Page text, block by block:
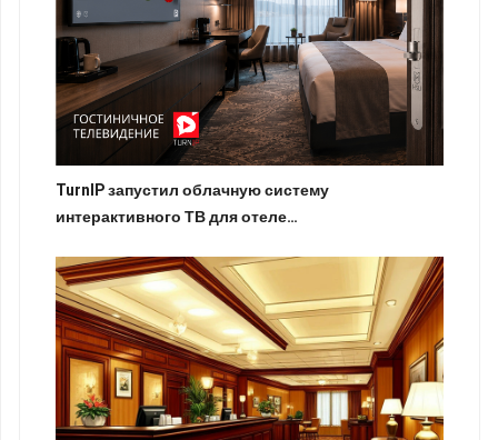
TurnIP запустил облачную систему
интерактивного ТВ для отеле…